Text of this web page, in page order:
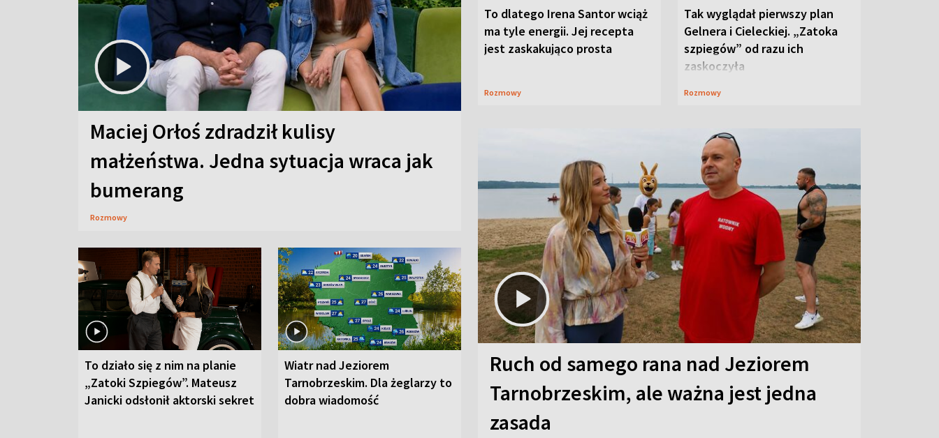
Maciej Orłoś zdradził kulisy
małżeństwa. Jedna sytuacja wraca jak
bumerang
Rozmowy
To dlatego Irena Santor wciąż
ma tyle energii. Jej recepta
jest zaskakująco prosta
Rozmowy
Tak wyglądał pierwszy plan
Gelnera i Cieleckiej. „Zatoka
szpiegów” od razu ich
zaskoczyła
Rozmowy
To działo się z nim na planie
„Zatoki Szpiegów”. Mateusz
Janicki odsłonił aktorski sekret
Wiatr nad Jeziorem
Tarnobrzeskim. Dla żeglarzy to
dobra wiadomość
Ruch od samego rana nad Jeziorem
Tarnobrzeskim, ale ważna jest jedna
zasada